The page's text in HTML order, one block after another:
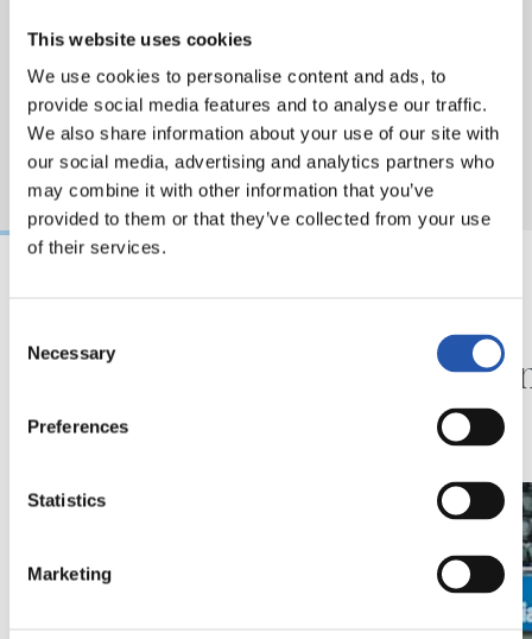
This website uses cookies
We use cookies to personalise content and ads, to
provide social media features and to analyse our traffic.
We also share information about your use of our site with
our social media, advertising and analytics partners who
may combine it with other information that you’ve
provided to them or that they’ve collected from your use
of their services.
Selection
Necessary
Preferences
Statistics
Marketing
SANSE
El último del verano
CRÓNICA